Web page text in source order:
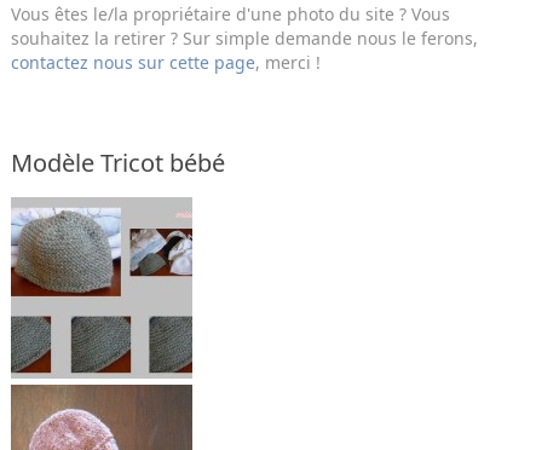
Vous êtes le/la propriétaire d'une photo du site ? Vous
souhaitez la retirer ? Sur simple demande nous le ferons,
contactez nous sur cette page, merci !
Modèle Tricot bébé